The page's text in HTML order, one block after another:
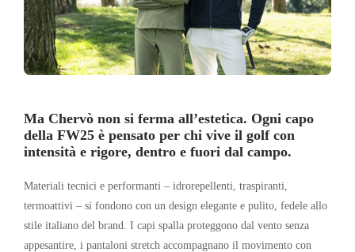
Ma Chervò non si ferma all’estetica. Ogni capo
della FW25 è pensato per chi vive il golf con
intensità e rigore, dentro e fuori dal campo.
Materiali tecnici e performanti – idrorepellenti, traspiranti,
termoattivi – si fondono con un design elegante e pulito, fedele allo
stile italiano del brand. I capi spalla proteggono dal vento senza
appesantire, i pantaloni stretch accompagnano il movimento con